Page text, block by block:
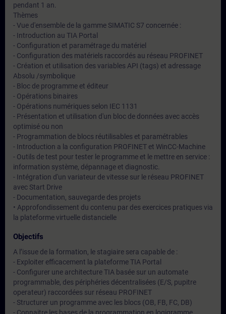
pendant 1 an.
Thèmes
- Vue d'ensemble de la gamme SIMATIC S7 concernée :
- Introduction au TIA Portal
- Configuration et paramétrage du matériel
- Configuration des matériels raccordés au réseau PROFINET
- Création et utilisation des variables API (tags) et adressage
Absolu /symbolique
- Bloc de programme et éditeur
- Opérations binaires
- Opérations numériques selon IEC 1131
- Présentation et utilisation d'un bloc de données avec accès
optimisé ou non
- Programmation de blocs réutilisables et paramétrables
- Introduction a la configuration PROFINET et WinCC-Machine
- Outils de test pour tester le programme et le mettre en service :
information système, dépannage et diagnostic.
- Intégration d'un variateur de vitesse sur le réseau PROFINET
avec Start Drive
- Documentation, sauvegarde des projets
• Approfondissement du contenu par des exercices pratiques via
la plateforme virtuelle distancielle
Objectifs
A l’issue de la formation, le stagiaire sera capable de :
- Exploiter efficacement la plateforme TIA Portal
- Configurer une architecture TIA basée sur un automate
programmable, des périphéries décentralisées (E/S, pupitre
operateur) raccordées sur réseau PROFINET
- Structurer un programme avec les blocs (OB, FB, FC, DB)